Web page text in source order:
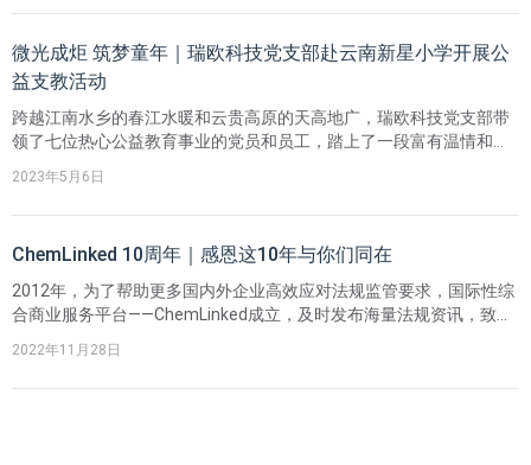
水准。
微光成炬 筑梦童年｜瑞欧科技党支部赴云南新星小学开展公
益支教活动
跨越江南水乡的春江水暖和云贵高原的天高地广，瑞欧科技党支部带
领了七位热心公益教育事业的党员和员工，踏上了一段富有温情和感
动的旅程。他们来到云南省丽江市宁蒗彝族自治县的新星小学，为当
地孩子们带去了为期一周，多彩而深入的支教课程。
2023年5月6日
ChemLinked 10周年｜感恩这10年与你们同在
2012年，为了帮助更多国内外企业高效应对法规监管要求，国际性综
合商业服务平台——ChemLinked成立，及时发布海量法规资讯，致力
于为全球用户提供更便捷、更省时、更全面、更专业的合规一体化服
2022年11月28日